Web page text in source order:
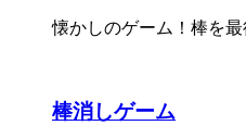
懐かしのゲーム！棒を最
棒消しゲーム